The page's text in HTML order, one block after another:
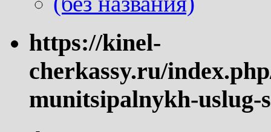
https://kinel-
cherkassy.ru/
munitsipalnykh-uslug-